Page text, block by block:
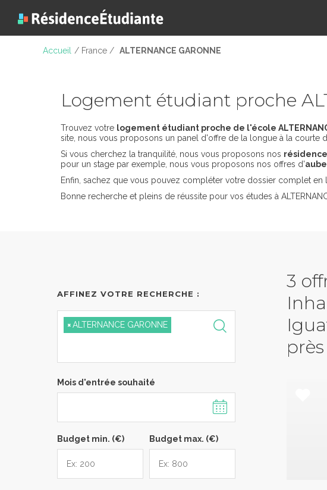
Accueil / France / ALTERNANCE GARONNE
Logement étudiant proche
Trouvez votre logement étudiant proche de l'école
site, nous vous proposons un panel d'offre de la longue à la courte
Si vous cherchez la tranquilité, nous vous proposons nos
pour un stage par exemple, nous vous proposons nos offres d'
Enfin, sachez que vous pouvez compléter votre dossier complet
Bonne recherche et pleins de réussite pour vos études à
3
AFFINEZ VOTRE RECHERCHE :
×ALTERNANCE GARONNE
Mois d'entrée souhaité
Budget min. (€) Budget max. (€)